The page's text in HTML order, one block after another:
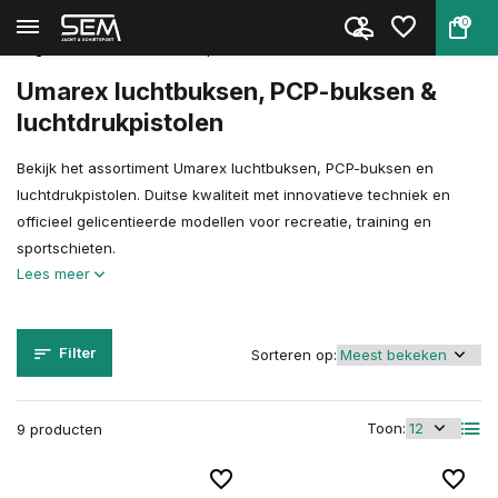
0
Terug Home
Umarex luchtbuksen, PCP-buksen &
luchtdrukpistolen
Bekijk het assortiment Umarex luchtbuksen, PCP-buksen en
luchtdrukpistolen. Duitse kwaliteit met innovatieve techniek en
officieel gelicentieerde modellen voor recreatie, training en
sportschieten.
Lees meer
Filter
9 producten Toon:
Sorteren op: